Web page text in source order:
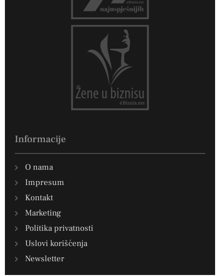
Informacije
O nama
Impresum
Kontakt
Marketing
Politika privatnosti
Uslovi korišćenja
Newsletter